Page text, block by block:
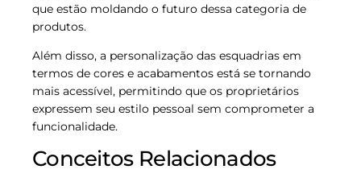
que estão moldando o futuro dessa categoria de
produtos.
Além disso, a personalização das esquadrias em
termos de cores e acabamentos está se tornando
mais acessível, permitindo que os proprietários
expressem seu estilo pessoal sem comprometer a
funcionalidade.
Conceitos Relacionados